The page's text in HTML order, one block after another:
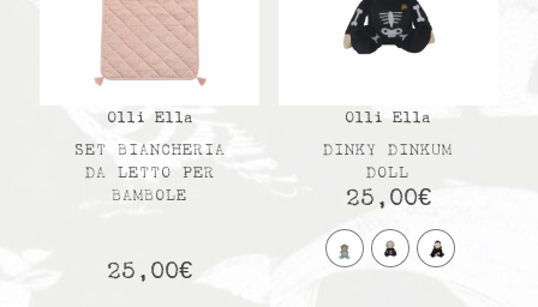
Olli Ella
SET BIANCHERIA
DA LETTO PER
BAMBOLE
25,00€
Olli Ella
DINKY DINKUM
DOLL
25,00€